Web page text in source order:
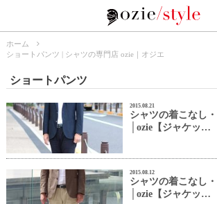
ホーム
ショートパンツ | シャツの専門店 ozie｜オジエ
ショートパンツ
2015.08.21
シャツの着こなし
│ozie【ジャケッ…
2015.08.12
シャツの着こなし
│ozie【ジャケッ…